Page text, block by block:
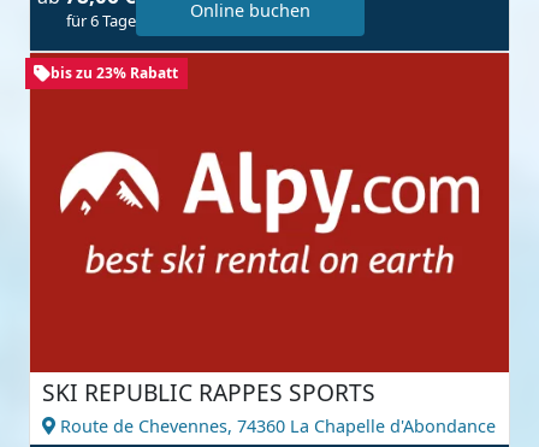
für 6 Tage Online buchen
bis zu 23% Rabatt
SKI REPUBLIC RAPPES SPORTS
Route de Chevennes, 74360 La Chapelle d'Abondance